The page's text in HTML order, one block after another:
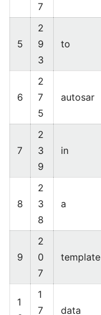
7
5
2
9
3
to
6
2
7
5
autosar
7
2
3
9
in
8
2
3
8
a
9
2
0
7
template
1
1
7
data